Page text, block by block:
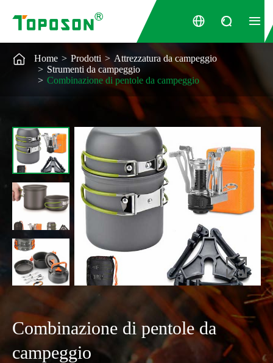
  

Combinazione di pentole da
campeggio
 Home Prodotti
Attrezzatura da campeggio
Strumenti da campeggio
Combinazione di pentole da campeggio